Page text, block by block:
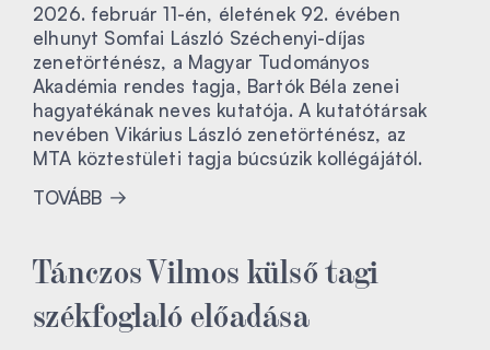
2026. február 11-én, életének 92. évében
elhunyt Somfai László Széchenyi-díjas
zenetörténész, a Magyar Tudományos
Akadémia rendes tagja, Bartók Béla zenei
hagyatékának neves kutatója. A kutatótársak
nevében Vikárius László zenetörténész, az
MTA köztestületi tagja búcsúzik kollégájától.
TOVÁBB
Tánczos Vilmos külső tagi
székfoglaló előadása